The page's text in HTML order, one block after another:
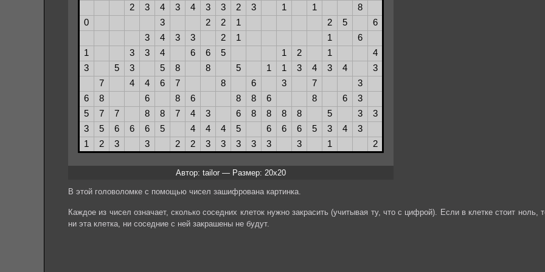
Автор: tailor — Размер: 20x20
В этой головоломке с помощью чисел зашифрована картинка.
Каждое из чисел означает, сколько соседних клеток нужно закрасить (учитывая ту, что с цифрой). Если в клетке стоит ноль,
ни эта клетка, ни соседние с ней закрашены не будут.